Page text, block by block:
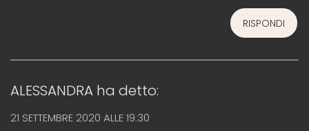
RISPONDI
ALESSANDRA ha detto:
21 SETTEMBRE 2020 ALLE 19:30